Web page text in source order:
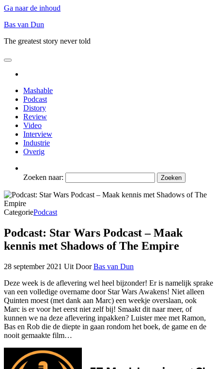
Ga naar de inhoud
Bas van Dun
The greatest story never told
Mashable
Podcast
Distory
Review
Video
Interview
Industrie
Overig
Zoeken naar:
CategoriePodcast
Podcast: Star Wars Podcast – Maak
kennis met Shadows of The Empire
28 september 2021 Uit Door Bas van Dun
Deze week is de aflevering wel heel bijzonder! Er is namelijk sprake
van een volledige overname door Star Wars Awakens! Niet alleen
Quinten moest (met dank aan Marc) een weekje overslaan, ook
Marc is er voor het eerst niet zelf bij! Smaakt dit naar meer, of
kunnen we na deze aflevering inpakken? Luister mee met Ramon,
Bas en Rob die de diepte in gaan rondom het boek, de game en de
nooit gemaakte film…